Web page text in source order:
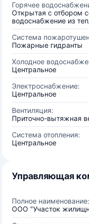
Горячее
Открытая с отбором
водоснабжение из
Система
Пожарные гидранты
Холодное
Центральное
Электроснабжение:
Центральное
Вентиляция:
Приточно-вытяжная
Система отопления:
Центральное
Управляющая
Полное наименование:
ООО "Участок